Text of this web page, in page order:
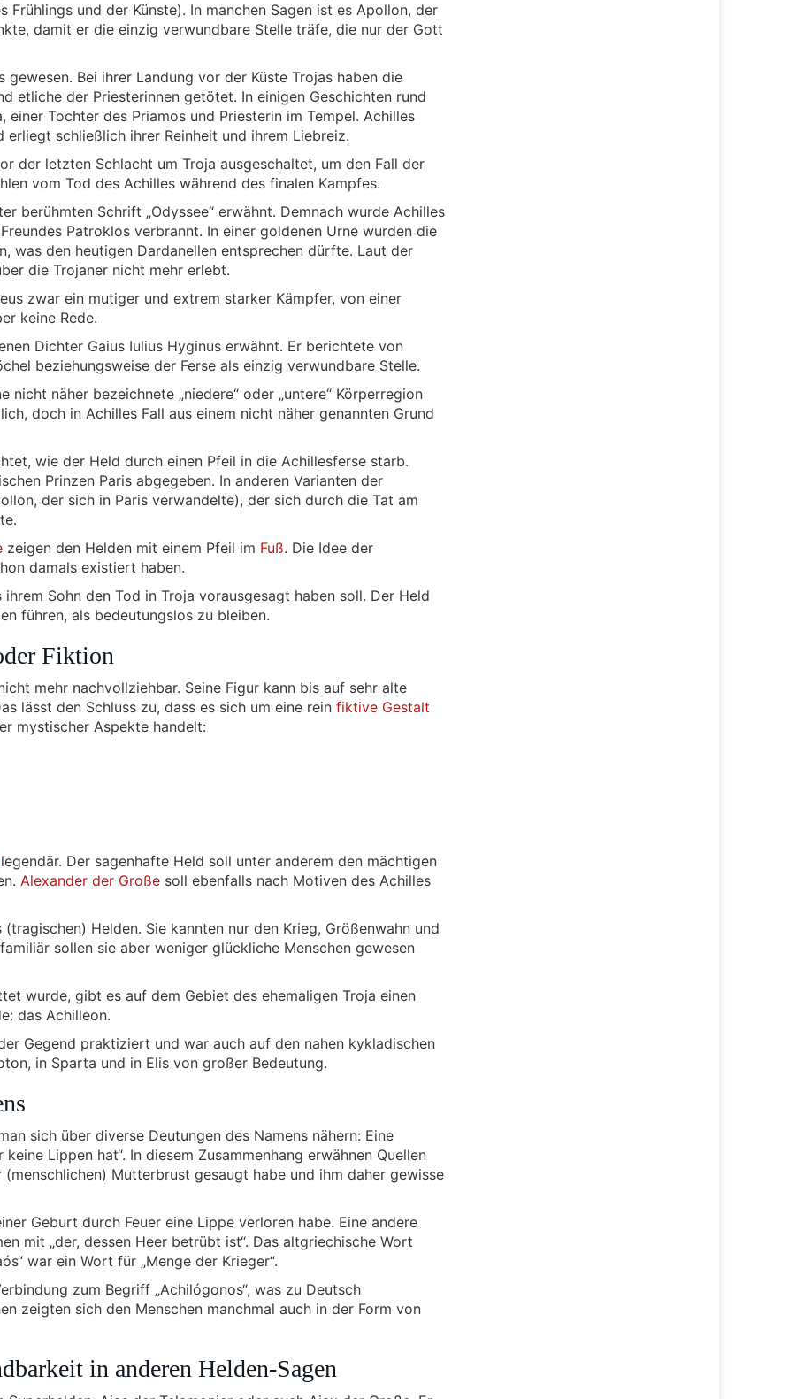
und der Künste). In manchen Sagen ist es Apollon, der
damit er die einzig verwundbare Stelle träfe, die nur der Gott
Bei ihrer Landung vor der Küste Trojas haben die
etliche der Priesterinnen getötet. In einigen Geschichten rund
Tochter des Priamos und Priesterin im Tempel. Achilles
schließlich ihrer Reinheit und ihrem Liebreiz.
der letzten Schlacht um Troja ausgeschaltet, um den Fall der
vom Tod des Achilles während des finalen Kampfes.
berühmten Schrift „Odyssee“ erwähnt. Demnach wurde Achilles
Patroklos verbrannt. In einer goldenen Urne wurden die
was den heutigen Dardanellen entsprechen dürfte. Laut der
die Trojaner nicht mehr erlebt.
zwar ein mutiger und extrem starker Kämpfer, von einer
keine Rede.
Dichter Gaius Iulius Hyginus erwähnt. Er berichtete von
beziehungsweise der Ferse als einzig verwundbare Stelle.
näher bezeichnete „niedere“ oder „untere“ Körperregion
doch in Achilles Fall aus einem nicht näher genannten Grund
wie der Held durch einen Pfeil in die Achillesferse starb.
Prinzen Paris abgegeben. In anderen Varianten der
der sich in Paris verwandelte), der sich durch die Tat am
zeigen den Helden mit einem Pfeil im Fuß. Die Idee der
damals existiert haben.
Sohn den Tod in Troja vorausgesagt haben soll. Der Held
führen, als bedeutungslos zu bleiben.
Fiktion
mehr nachvollziehbar. Seine Figur kann bis auf sehr alte
lässt den Schluss zu, dass es sich um eine rein fiktive Gestalt
mystischer Aspekte handelt:
legendär. Der sagenhafte Held soll unter anderem den mächtigen
Alexander der Große soll ebenfalls nach Motiven des Achilles
Helden. Sie kannten nur den Krieg, Größenwahn und
sollen sie aber weniger glückliche Menschen gewesen
wurde, gibt es auf dem Gebiet des ehemaligen Troja einen
das Achilleon.
Gegend praktiziert und war auch auf den nahen kykladischen
in Sparta und in Elis von großer Bedeutung.
sich über diverse Deutungen des Namens nähern: Eine
Lippen hat“. In diesem Zusammenhang erwähnen Quellen
Mutterbrust gesaugt habe und ihm daher gewisse
Geburt durch Feuer eine Lippe verloren habe. Eine andere
mit „der, dessen Heer betrübt ist“. Das altgriechische Wort
war ein Wort für „Menge der Krieger“.
zum Begriff „Achilógonos“, was zu Deutsch
zeigten sich den Menschen manchmal auch in der Form von
in anderen Helden-Sagen